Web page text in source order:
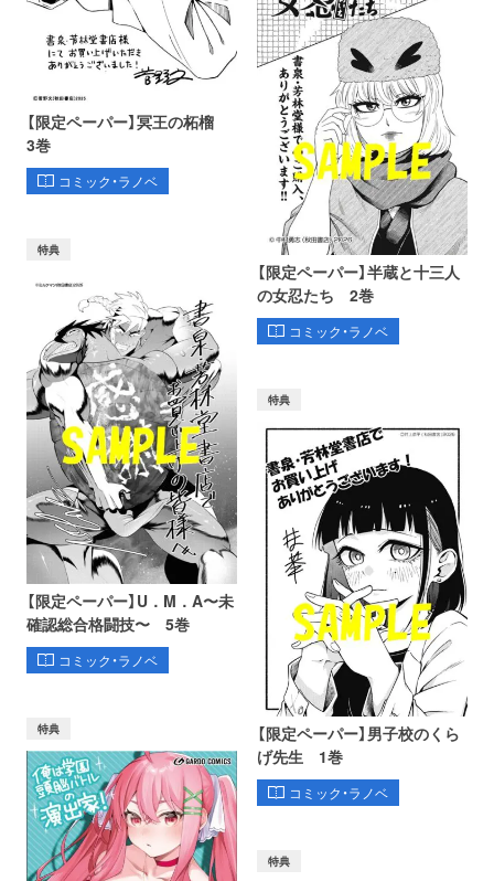
【限定ペーパー】冥王の柘榴
3巻
コミック・ラノベ
【限定ペーパー】半蔵と十三人
の女忍たち 2巻
コミック・ラノベ
特典
【限定ペーパー】U．M．A〜未
確認総合格闘技〜 5巻
コミック・ラノベ
特典
【限定ペーパー】男子校のくら
げ先生 1巻
コミック・ラノベ
特典
特典